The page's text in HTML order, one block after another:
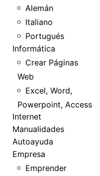
Alemán
Italiano
Portugués
Informática
Crear Páginas
Web
Excel, Word,
Powerpoint, Access
Internet
Manualidades
Autoayuda
Empresa
Emprender